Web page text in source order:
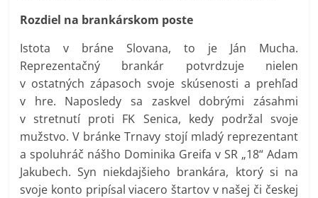
Rozdiel na brankárskom poste
Istota v bráne Slovana, to je Ján Mucha.
Reprezentačný brankár potvrdzuje nielen
v ostatných zápasoch svoje skúsenosti a prehľad
v hre. Naposledy sa zaskvel dobrými zásahmi
v stretnutí proti FK Senica, kedy podržal svoje
mužstvo. V bránke Trnavy stojí mladý reprezentant
a spoluhráč nášho Dominika Greifa v SR „18“ Adam
Jakubech. Syn niekdajšieho brankára, ktorý si na
svoje konto pripísal viacero štartov v našej či českej